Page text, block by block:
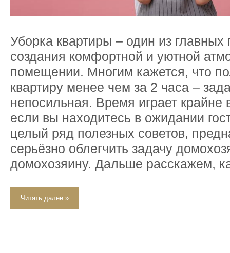
Уборка квартиры – один из главных
создания комфортной и уютной
помещении. Многим кажется, что
квартиру менее чем за 2 часа –
непосильная. Время играет крайне
если вы находитесь в ожидании
целый ряд полезных советов,
серьёзно облегчить задачу
домохозяину. Дальше расскажем,
Читать далее »